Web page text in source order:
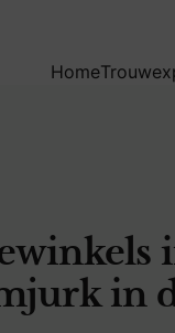
jouw
Home
in